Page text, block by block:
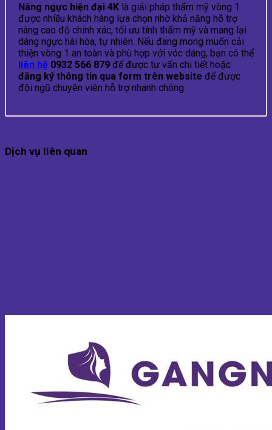
Nâng ngực hiện đại 4K là giải pháp thẩm mỹ vòng 1
được nhiều khách hàng lựa chọn nhờ khả năng hỗ trợ
nâng cao độ chính xác, tối ưu tính thẩm mỹ và mang lại
dáng ngực hài hòa, tự nhiên. Nếu đang mong muốn cải
thiện vòng 1 an toàn và phù hợp với vóc dáng, bạn có thể
liên hệ 0932 566 879 để được tư vấn chi tiết hoặc
đăng ký thông tin qua form trên website để được
đội ngũ chuyên viên hỗ trợ nhanh chóng.
Dịch vụ liên quan